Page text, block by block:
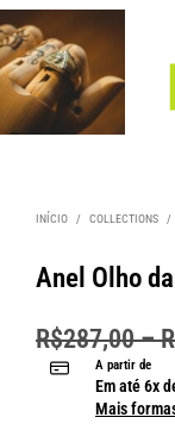
INÍCIO / COLLECTIONS /
Anel Olho
R$287,00 –
A partir de
Em até6x
Mais